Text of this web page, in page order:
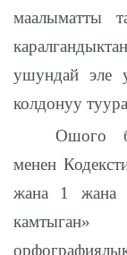
маалыматты
ушундай эле
колдонуу
Ошого
менен
жана 1 жана